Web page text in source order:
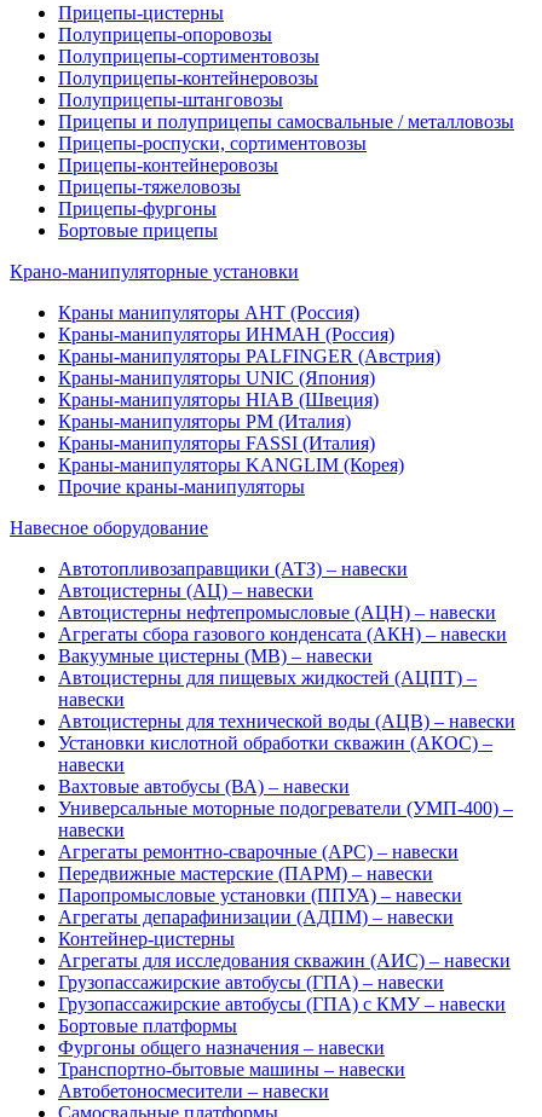
Прицепы-цистерны
Полуприцепы-опоровозы
Полуприцепы-сортиментовозы
Полуприцепы-контейнеровозы
Полуприцепы-штанговозы
Прицепы и полуприцепы самосвальные / металловозы
Прицепы-роспуски, сортиментовозы
Прицепы-контейнеровозы
Прицепы-тяжеловозы
Прицепы-фургоны
Бортовые прицепы
Крано-манипуляторные установки
Краны манипуляторы АНТ (Россия)
Краны-манипуляторы ИНМАН (Россия)
Краны-манипуляторы PALFINGER (Австрия)
Краны-манипуляторы UNIC (Япония)
Краны-манипуляторы HIAB (Швеция)
Краны-манипуляторы PM (Италия)
Краны-манипуляторы FASSI (Италия)
Краны-манипуляторы KANGLIM (Корея)
Прочие краны-манипуляторы
Навесное оборудование
Автотопливозаправщики (АТЗ) – навески
Автоцистерны (АЦ) – навески
Автоцистерны нефтепромысловые (АЦН) – навески
Агрегаты сбора газового конденсата (АКН) – навески
Вакуумные цистерны (МВ) – навески
Автоцистерны для пищевых жидкостей (АЦПТ) –
навески
Автоцистерны для технической воды (АЦВ) – навески
Установки кислотной обработки скважин (АКОС) –
навески
Вахтовые автобусы (ВА) – навески
Универсальные моторные подогреватели (УМП-400) –
навески
Агрегаты ремонтно-сварочные (АРС) – навески
Передвижные мастерские (ПАРМ) – навески
Паропромысловые установки (ППУА) – навески
Агрегаты депарафинизации (АДПМ) – навески
Контейнер-цистерны
Агрегаты для исследования скважин (АИС) – навески
Грузопассажирские автобусы (ГПА) – навески
Грузопассажирские автобусы (ГПА) с КМУ – навески
Бортовые платформы
Фургоны общего назначения – навески
Транспортно-бытовые машины – навески
Автобетоносмесители – навески
Самосвальные платформы